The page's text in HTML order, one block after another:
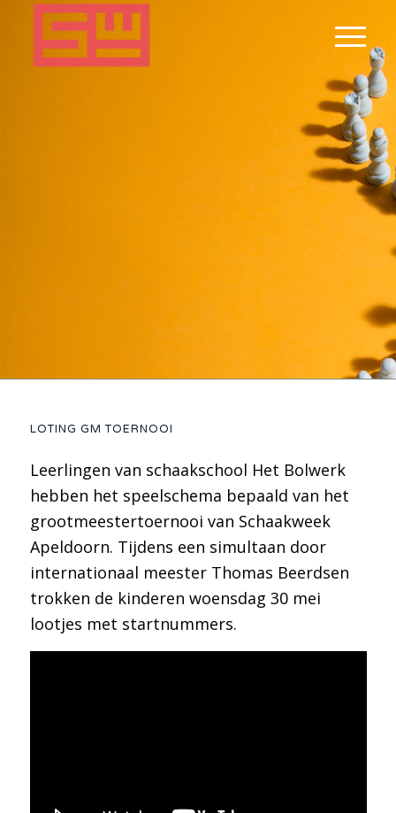
LOTING GM TOERNOOI
Leerlingen van schaakschool Het Bolwerk
hebben het speelschema bepaald van het
grootmeestertoernooi van Schaakweek
Apeldoorn. Tijdens een simultaan door
internationaal meester Thomas Beerdsen
trokken de kinderen woensdag 30 mei
lootjes met startnummers.